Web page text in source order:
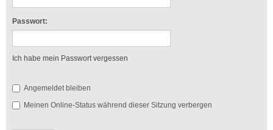
Passwort:
Ich habe mein Passwort vergessen
Angemeldet bleiben
Meinen Online-Status während dieser Sitzung verbergen